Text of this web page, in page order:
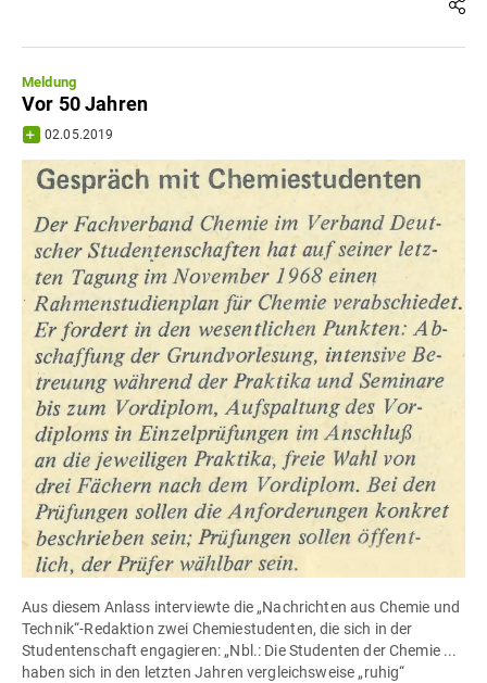
Meldung
Vor 50 Jahren
02.05.2019
Aus diesem Anlass interviewte die „Nachrichten aus Chemie und
Technik“-Redaktion zwei Chemiestudenten, die sich in der
Studentenschaft engagieren: „Nbl.: Die Studenten der Chemie ...
haben sich in den letzten Jahren vergleichsweise „ruhig“